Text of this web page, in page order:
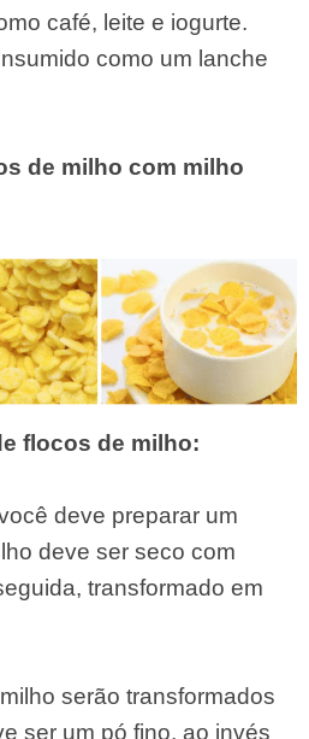
café, leite e iogurte.
como um lanche
de milho com milho
flocos de milho:
deve preparar um
deve ser seco com
transformado em
serão transformados
ser um pó fino, ao invés